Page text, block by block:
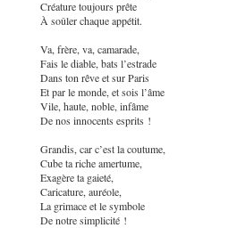
Créature toujours prête
À soûler chaque appétit.
Va, frère, va, camarade,
Fais le diable, bats l’estrade
Dans ton rêve et sur Paris
Et par le monde, et sois l’âme
Vile, haute, noble, infâme
De nos innocents esprits !
Grandis, car c’est la coutume,
Cube ta riche amertume,
Exagère ta gaieté,
Caricature, auréole,
La grimace et le symbole
De notre simplicité !